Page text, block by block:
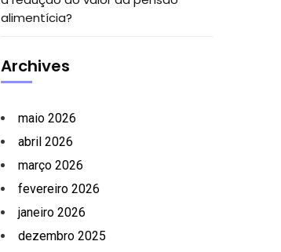
alimentícia?
Archives
maio 2026
abril 2026
março 2026
fevereiro 2026
janeiro 2026
dezembro 2025